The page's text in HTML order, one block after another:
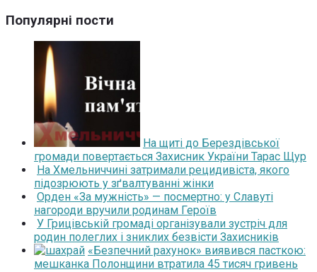
Популярні пости
На щиті до Берездівської
громади повертається Захисник України Тарас Щур
На Хмельниччині затримали рецидивіста, якого
підозрюють у зґвалтуванні жінки
Орден «За мужність» — посмертно: у Славуті
нагороди вручили родинам Героїв
У Грицівській громаді організували зустріч для
родин полеглих і зниклих безвісти Захисників
«Безпечний рахунок» виявився пасткою:
мешканка Полонщини втратила 45 тисяч гривень